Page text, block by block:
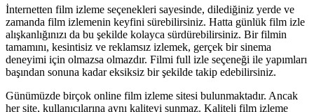
İnternetten film izleme seçenekleri sayesinde, dilediğiniz yerde ve
zamanda film izlemenin keyfini sürebilirsiniz. Hatta günlük film izle
alışkanlığınızı da bu şekilde kolayca sürdürebilirsiniz. Bir filmin
tamamını, kesintisiz ve reklamsız izlemek, gerçek bir sinema
deneyimi için olmazsa olmazdır. Filmi full izle seçeneği ile yapımları
başından sonuna kadar eksiksiz bir şekilde takip edebilirsiniz.
Günümüzde birçok online film izleme sitesi bulunmaktadır. Ancak
her site, kullanıcılarına aynı kaliteyi sunmaz. Kaliteli film izleme